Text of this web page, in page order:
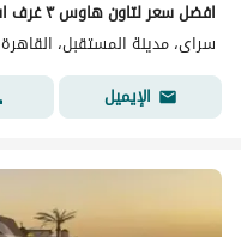
سراى، مدينة المستقبل، القاهرة
الإيميل